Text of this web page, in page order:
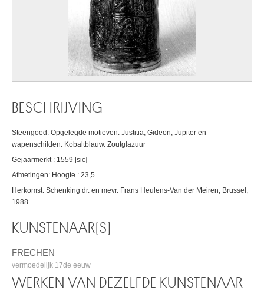
BESCHRIJVING
Steengoed. Opgelegde motieven: Justitia, Gideon, Jupiter en
wapenschilden. Kobaltblauw. Zoutglazuur
Gejaarmerkt : 1559 [sic]
Afmetingen: Hoogte : 23,5
Herkomst: Schenking dr. en mevr. Frans Heulens-Van der Meiren, Brussel,
1988
KUNSTENAAR(S)
FRECHEN
vermoedelijk 17de eeuw
WERKEN VAN DEZELFDE KUNSTENAAR